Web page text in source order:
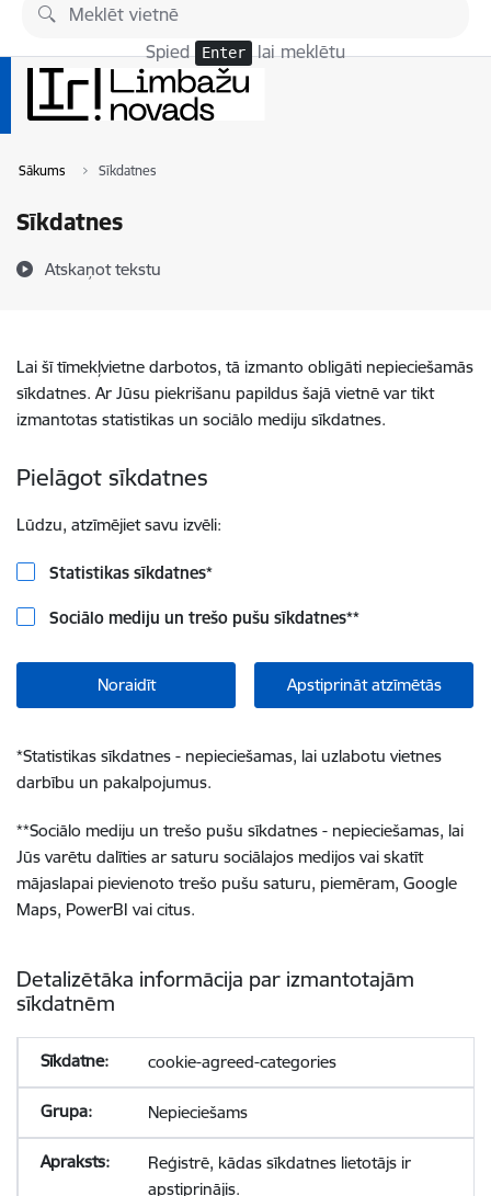
Pāriet uz lapas saturu
Spied Enter lai meklētu
Sākums Sīkdatnes
Sīkdatnes
Atskaņot tekstu
Lai šī tīmekļvietne darbotos, tā izmanto obligāti nepieciešamās
sīkdatnes. Ar Jūsu piekrišanu papildus šajā vietnē var tikt
izmantotas statistikas un sociālo mediju sīkdatnes.
Pielāgot sīkdatnes
Lūdzu, atzīmējiet savu izvēli:
Statistikas sīkdatnes*
Sociālo mediju un trešo pušu sīkdatnes**
Noraidīt Apstiprināt atzīmētās
*Statistikas sīkdatnes - nepieciešamas, lai uzlabotu vietnes
darbību un pakalpojumus.
**Sociālo mediju un trešo pušu sīkdatnes - nepieciešamas, lai
Jūs varētu dalīties ar saturu sociālajos medijos vai skatīt
mājaslapai pievienoto trešo pušu saturu, piemēram, Google
Maps, PowerBI vai citus.
Detalizētāka informācija par izmantotajām
sīkdatnēm
cookie-agreed-categories
Nepieciešams
Reģistrē, kādas sīkdatnes lietotājs ir
apstiprinājis.